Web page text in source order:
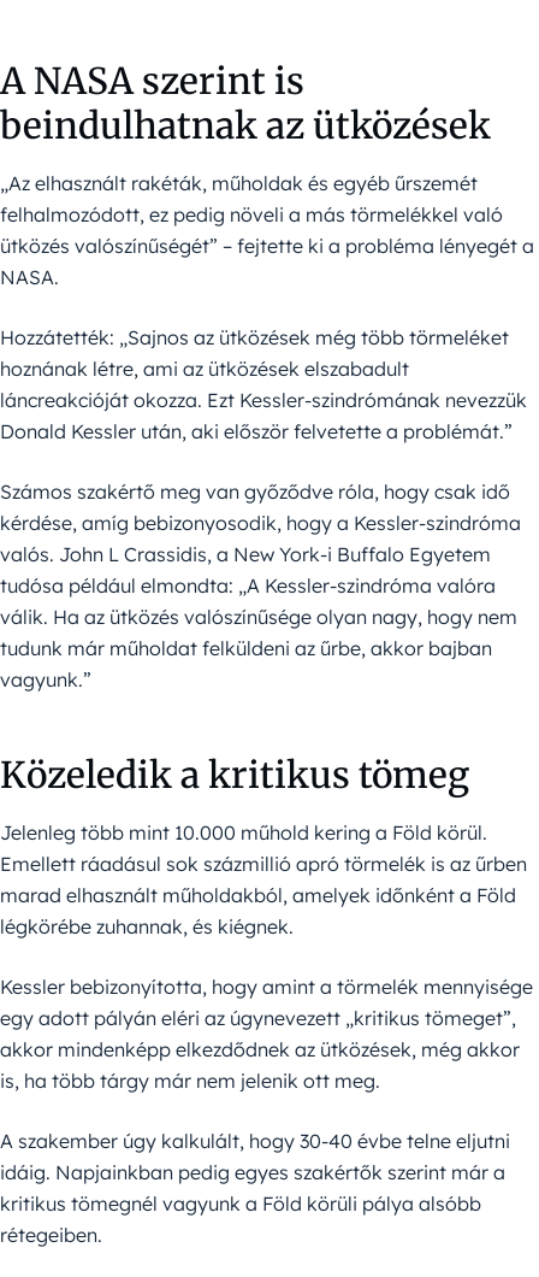
A NASA szerint is
beindulhatnak az ütközések
„Az elhasznált rakéták, műholdak és egyéb űrszemét
felhalmozódott, ez pedig növeli a más törmelékkel való
ütközés valószínűségét” – fejtette ki a probléma lényegét a
NASA.
Hozzátették: „Sajnos az ütközések még több törmeléket
hoznának létre, ami az ütközések elszabadult
láncreakcióját okozza. Ezt Kessler-szindrómának nevezzük
Donald Kessler után, aki először felvetette a problémát.”
Számos szakértő meg van győződve róla, hogy csak idő
kérdése, amíg bebizonyosodik, hogy a Kessler-szindróma
valós. John L Crassidis, a New York-i Buffalo Egyetem
tudósa például elmondta: „A Kessler-szindróma valóra
válik. Ha az ütközés valószínűsége olyan nagy, hogy nem
tudunk már műholdat felküldeni az űrbe, akkor bajban
vagyunk.”
Közeledik a kritikus tömeg
Jelenleg több mint 10.000 műhold kering a Föld körül.
Emellett ráadásul sok százmillió apró törmelék is az űrben
marad elhasznált műholdakból, amelyek időnként a Föld
légkörébe zuhannak, és kiégnek.
Kessler bebizonyította, hogy amint a törmelék mennyisége
egy adott pályán eléri az úgynevezett „kritikus tömeget”,
akkor mindenképp elkezdődnek az ütközések, még akkor
is, ha több tárgy már nem jelenik ott meg.
A szakember úgy kalkulált, hogy 30-40 évbe telne eljutni
idáig. Napjainkban pedig egyes szakértők szerint már a
kritikus tömegnél vagyunk a Föld körüli pálya alsóbb
rétegeiben.